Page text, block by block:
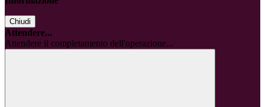
Chiudi
Attendere...
Attendere il completamento dell'operazione...